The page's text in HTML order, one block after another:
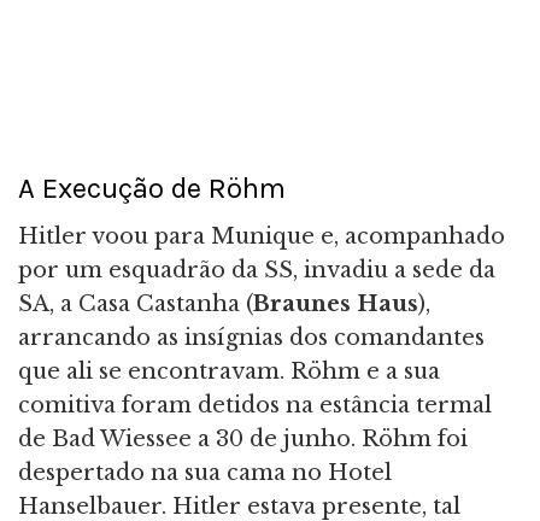
A Execução de Röhm
Hitler voou para Munique e, acompanhado
por um esquadrão da SS, invadiu a sede da
SA, a Casa Castanha (Braunes Haus),
arrancando as insígnias dos comandantes
que ali se encontravam. Röhm e a sua
comitiva foram detidos na estância termal
de Bad Wiessee a 30 de junho. Röhm foi
despertado na sua cama no Hotel
Hanselbauer. Hitler estava presente, tal